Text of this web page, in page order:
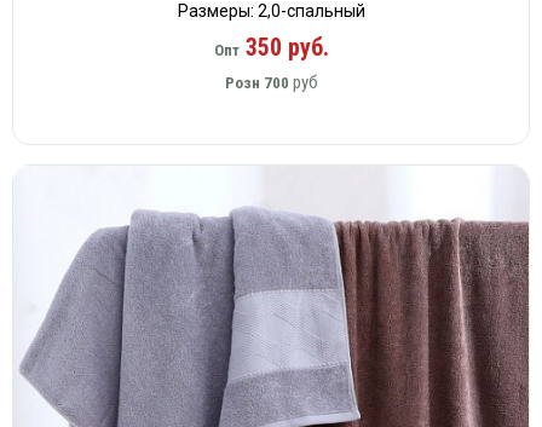
Размеры: 2,0-спальный
Опт350 руб.
Розн 700 руб